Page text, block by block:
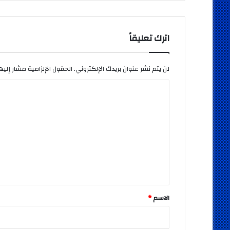
اترك تعليقاً
لن يتم نشر عنوان بريدك الإلكتروني.الحقول الإلزامية مشار
*
الاسم*